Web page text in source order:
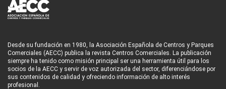
Desde su fundación en 1980, la Asociación Española de Centros y Parques
Comerciales (AECC) publica la revista Centros Comerciales. La publicación
siempre ha tenido como misión principal ser una herramienta útil para los
socios de la AECC y servir de voz autorizada del sector, diferenciándose por
sus contenidos de calidad y ofreciendo información de alto interés
profesional.